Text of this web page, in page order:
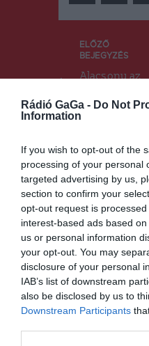
Rádió GaGa - Do Not
Information
If you wish to opt-out of the
processing of your personal
targeted advertising by us,
section to confirm your
opt-out request is
interest-based ads based
us or personal information
your opt-out. You may
disclosure of your personal
IAB’s list of downstream
also be disclosed by us to
Downstream Participants
Bejegyzés
navigáció
ELŐZŐ
BEJEGYZÉS
Alacsony az
Háromszéke
n
Ez is
HÍRLISTA